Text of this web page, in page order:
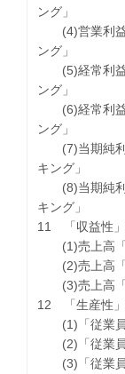
ング」
(4)営業利益
ング」
(5)経常利益
ング」
(6)経常利益
ング」
(7)当期純利
キング」
(8)当期純利
キング」
11 「収益性
(1)売上高「
(2)売上高「
(3)売上高「
12 「生産性
(1)「従業員
(2)「従業員
(3)「従業員